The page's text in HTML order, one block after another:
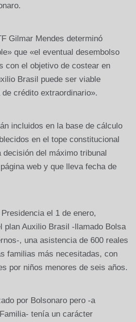
Gilmar Mendes determinó
que «el eventual desembolso
con el objetivo de costear en
Brasil puede ser viable
crédito extraordinario».
incluidos en la base de cálculo
en el tope constitucional
decisión del máximo tribunal
web y que lleva fecha de
el 1 de enero,
plan Auxilio Brasil -llamado Bolsa
, una asistencia de 600 reales
familias más necesitadas, con
por niños menores de seis años.
por Bolsonaro pero -a
tenía un carácter